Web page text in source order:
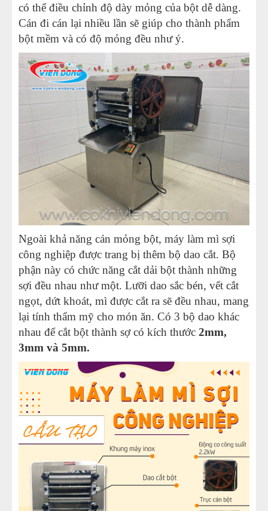
có thể điều chỉnh độ dày mỏng của bột dễ dàng.
Cán đi cán lại nhiều lần sẽ giúp cho thành phẩm
bột mềm và có độ mỏng đều như ý.
Ngoài khả năng cán mỏng bột, máy làm mì sợi
công nghiệp được trang bị thêm bộ dao cắt. Bộ
phận này có chức năng cắt dải bột thành những
sợi đều nhau như một. Lưỡi dao sắc bén, vết cắt
ngọt, dứt khoát, mì được cắt ra sẽ đều nhau, mang
lại tính thẩm mỹ cho món ăn. Có 3 bộ dao khác
nhau để cắt bột thành sợ có kích thước 2mm,
3mm và 5mm.